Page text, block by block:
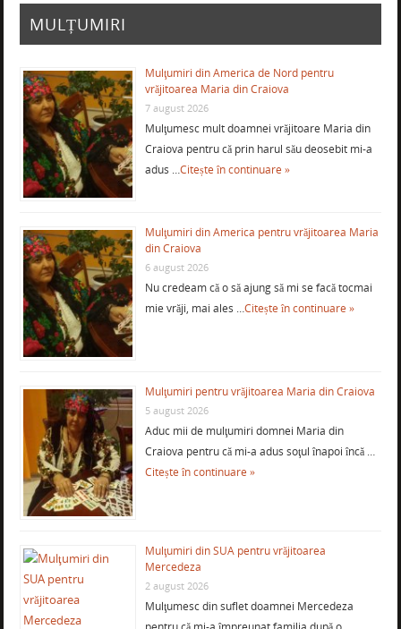
MULȚUMIRI
Mulţumiri din America de Nord pentru
vrăjitoarea Maria din Craiova
7 august 2026
Mulţumesc mult doamnei vrăjitoare Maria din
Craiova pentru că prin harul său deosebit mi-a
adus …Citește în continuare »
Mulţumiri din America pentru vrăjitoarea Maria
din Craiova
6 august 2026
Nu credeam că o să ajung să mi se facă tocmai
mie vrăji, mai ales …Citește în continuare »
Mulţumiri pentru vrăjitoarea Maria din Craiova
5 august 2026
Aduc mii de mulţumiri domnei Maria din
Craiova pentru că mi-a adus soţul înapoi încă …
Citește în continuare »
Mulţumiri din SUA pentru vrăjitoarea
Mercedeza
2 august 2026
Mulţumesc din suflet doamnei Mercedeza